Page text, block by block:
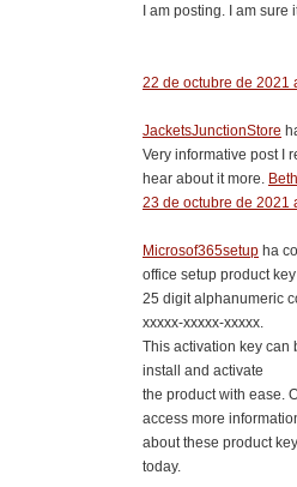
I am posting. I am sure
22 de octubre de 2021
JacketsJunctionStore
Very informative post I
hear about it more.
23 de octubre de 2021
Microsof365setup ha
office setup product
25 digit alphanumeric
xxxxx-xxxxx-xxxxx.
This activation key can
install and activate
the product with ease.
access more
about these product
today.